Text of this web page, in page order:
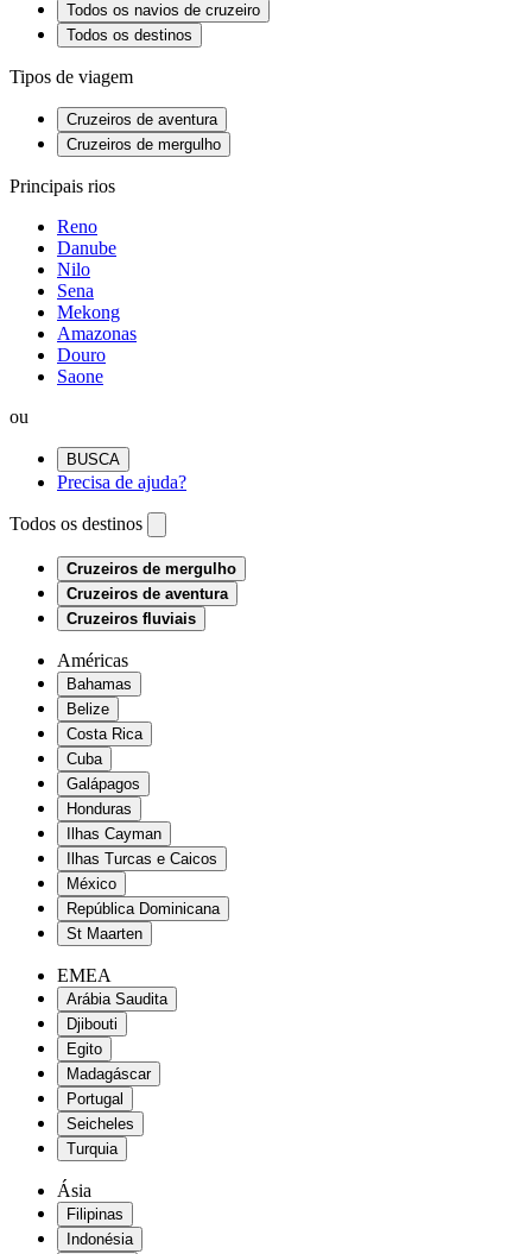
Todos os navios de cruzeiro
Todos os destinos
Tipos de viagem
Cruzeiros de aventura
Cruzeiros de mergulho
Principais rios
Reno
Danube
Nilo
Sena
Mekong
Amazonas
Douro
Saone
ou
BUSCA
Precisa de ajuda?
Todos os destinos
Cruzeiros de mergulho
Cruzeiros de aventura
Cruzeiros fluviais
Américas
Bahamas
Belize
Costa Rica
Cuba
Galápagos
Honduras
Ilhas Cayman
Ilhas Turcas e Caicos
México
República Dominicana
St Maarten
EMEA
Arábia Saudita
Djibouti
Egito
Madagáscar
Portugal
Seicheles
Turquia
Ásia
Filipinas
Indonésia